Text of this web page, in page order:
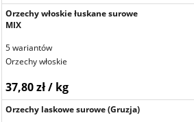
Orzechy włoskie łuskane surowe
MIX
5 wariantów
Orzechy włoskie
37,80 zł / kg
Orzechy laskowe surowe (Gruzja)